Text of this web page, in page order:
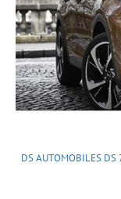
DS AUTOMOBILES